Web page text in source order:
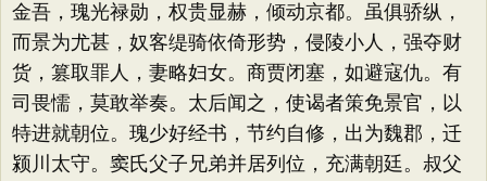
金吾，瑰光禄勋，权贵显赫，倾动京都。虽俱骄纵，
而景为尤甚，奴客缇骑依倚形势，侵陵小人，强夺财
货，篡取罪人，妻略妇女。商贾闭塞，如避寇仇。有
司畏懦，莫敢举奏。太后闻之，使谒者策免景官，以
特进就朝位。瑰少好经书，节约自修，出为魏郡，迁
颍川太守。窦氏父子兄弟并居列位，充满朝廷。叔父